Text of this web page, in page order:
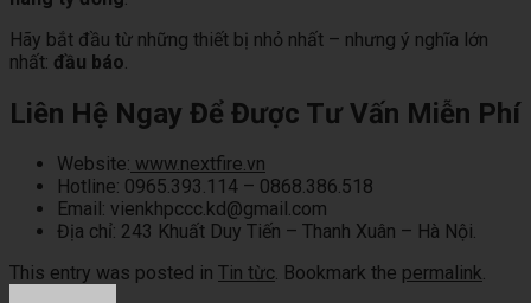
Hãy bắt đầu từ những thiết bị nhỏ nhất – nhưng ý nghĩa lớn
nhất: đầu báo
Liên Hệ Ngay Để Được Tư Vấn Miễn Phí
Website: www.nextfire.vn
Hotline: 0965.393.114 – 0868.386.518
Email: vienkhpccc.kd@gmail.com
Địa chỉ: 243 Khuất Duy Tiến – Thanh Xuân – Hà Nội.
This entry was posted in Tin từc. Bookmark the permalink.